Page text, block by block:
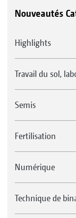
Nouveautés
Highlights
Travail du sol,
Semis
Fertilisation
Numérique
Technique de